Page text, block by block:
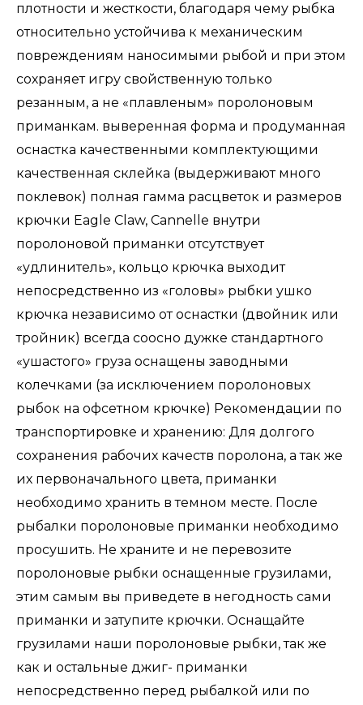
плотности и жесткости, благодаря чему рыбка
относительно устойчива к механическим
повреждениям наносимыми рыбой и при этом
сохраняет игру свойственную только
резанным, а не «плавленым» поролоновым
приманкам. выверенная форма и продуманная
оснастка качественными комплектующими
качественная склейка (выдерживают много
поклевок) полная гамма расцветок и размеров
крючки Eagle Claw, Cannelle внутри
поролоновой приманки отсутствует
«удлинитель», кольцо крючка выходит
непосредственно из «головы» рыбки ушко
крючка независимо от оснастки (двойник или
тройник) всегда соосно дужке стандартного
«ушастого» груза оснащены заводными
колечками (за исключением поролоновых
рыбок на офсетном крючке) Рекомендации по
транспортировке и хранению: Для долгого
сохранения рабочих качеств поролона, а так же
их первоначального цвета, приманки
необходимо хранить в темном месте. После
рыбалки поролоновые приманки необходимо
просушить. Не храните и не перевозите
поролоновые рыбки оснащенные грузилами,
этим самым вы приведете в негодность сами
приманки и затупите крючки. Оснащайте
грузилами наши поролоновые рыбки, так же
как и остальные джиг- приманки
непосредственно перед рыбалкой или по